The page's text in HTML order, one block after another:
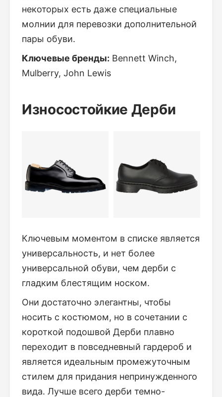
некоторых есть даже специальные
молнии для перевозки дополнительной
пары обуви.
Ключевые бренды: Bennett Winch,
Mulberry, John Lewis
Износостойкие Дерби
Ключевым моментом в списке является
универсальность, и нет более
универсальной обуви, чем дерби с
гладким блестящим носком.
Они достаточно элегантны, чтобы
носить с костюмом, но в сочетании с
короткой подошвой Дерби плавно
переходит в повседневный гардероб и
является идеальным промежуточным
стилем для придания непринужденного
вида. Лучше всего дерби темно-